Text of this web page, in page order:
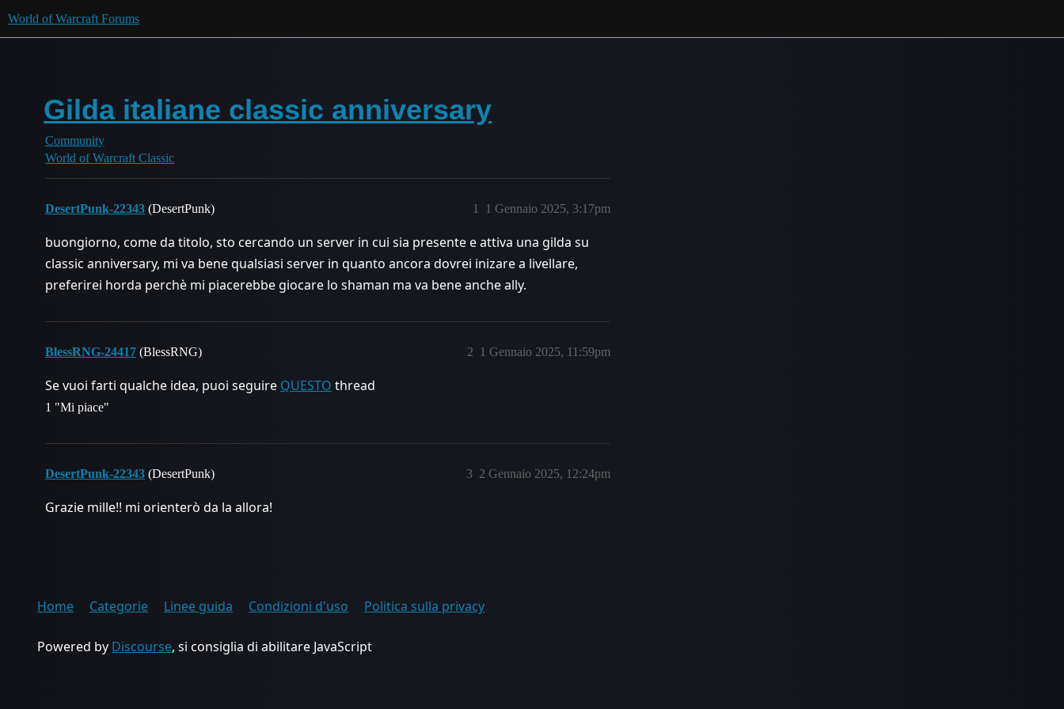
World of Warcraft Forums
Gilda italiane classic anniversary
Community
World of Warcraft Classic
DesertPunk-22343 (DesertPunk) 1 Gennaio 2025, 3:17pm
1
buongiorno, come da titolo, sto cercando un server in cui sia presente e attiva una gilda su
classic anniversary, mi va bene qualsiasi server in quanto ancora dovrei inizare a livellare,
preferirei horda perchè mi piacerebbe giocare lo shaman ma va bene anche ally.
BlessRNG-24417 (BlessRNG) 1 Gennaio 2025, 11:59pm
2
Se vuoi farti qualche idea, puoi seguire QUESTO thread
1 "Mi piace"
DesertPunk-22343 (DesertPunk) 2 Gennaio 2025, 12:24pm
3
Grazie mille!! mi orienterò da la allora!
Home Categorie Linee guida Condizioni d'uso Politica sulla privacy
Powered by Discourse, si consiglia di abilitare JavaScript